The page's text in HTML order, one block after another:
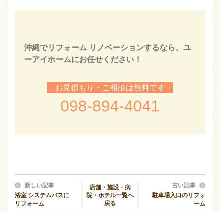
沖縄でリフォーム リノベーションするなら、ユ
ーアイホームにお任せください！
お見積もり・ご相談は無料です
098-894-4041
新しい記事
浴室 システムバスに
リフォーム
店舗・施設・病
院・ホテル一覧へ
戻る
古い記事
駐車場入口のリフォ
ーム